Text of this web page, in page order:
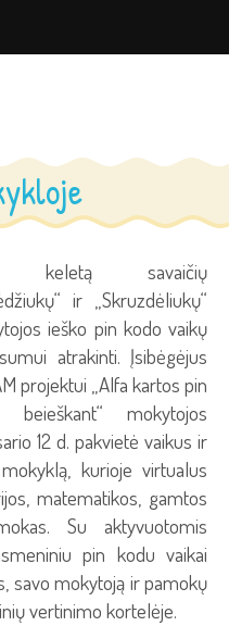
keletą savaičių
ir „Skruzdėliukų“
ieško pin kodo vaikų
atrakinti. Įsibėgėjus
projektui „Alfa kartos pin
beieškant“ mokytojos
12 d. pakvietė vaikus ir
kurioje virtualus
matematikos, gamtos
Su aktyvuotomis
pin kodu vaikai
savo mokytoją ir pamokų
vertinimo kortelėje.